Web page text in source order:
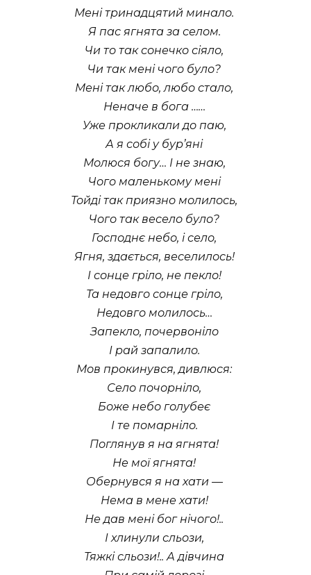
Мені тринадцятий минало.
Я пас ягнята за селом.
Чи то так сонечко сіяло,
Чи так мені чого було?
Мені так любо, любо стало,
Неначе в бога ……
Уже прокликали до паю,
А я собі у бур’яні
Молюся богу… І не знаю,
Чого маленькому мені
Тойді так приязно молилось,
Чого так весело було?
Господнє небо, і село,
Ягня, здається, веселилось!
І сонце гріло, не пекло!
Та недовго сонце гріло,
Недовго молилось…
Запекло, почервоніло
І рай запалило.
Мов прокинувся, дивлюся:
Село почорніло,
Боже небо голубеє
І те помарніло.
Поглянув я на ягнята!
Не мої ягнята!
Обернувся я на хати —
Нема в мене хати!
Не дав мені бог нічого!..
І хлинули сльози,
Тяжкі сльози!.. А дівчина